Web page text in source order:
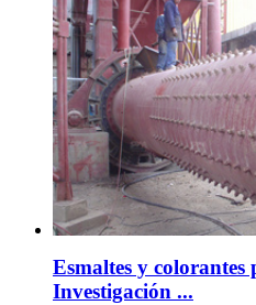
Esmaltes y colorantes
Investigación ...